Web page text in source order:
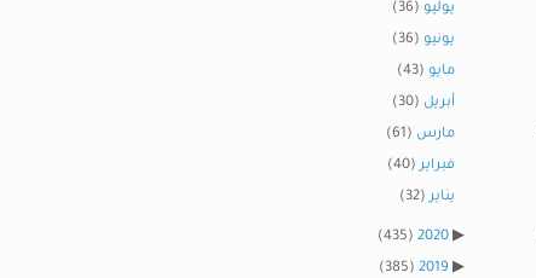
يوليو (36)
يونيو (36)
مايو (43)
أبريل (30)
مارس (61)
فبراير(40)
يناير(32)
2020
(435)
2019
(385)